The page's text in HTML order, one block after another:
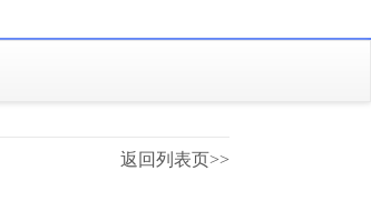
返回列表页>>